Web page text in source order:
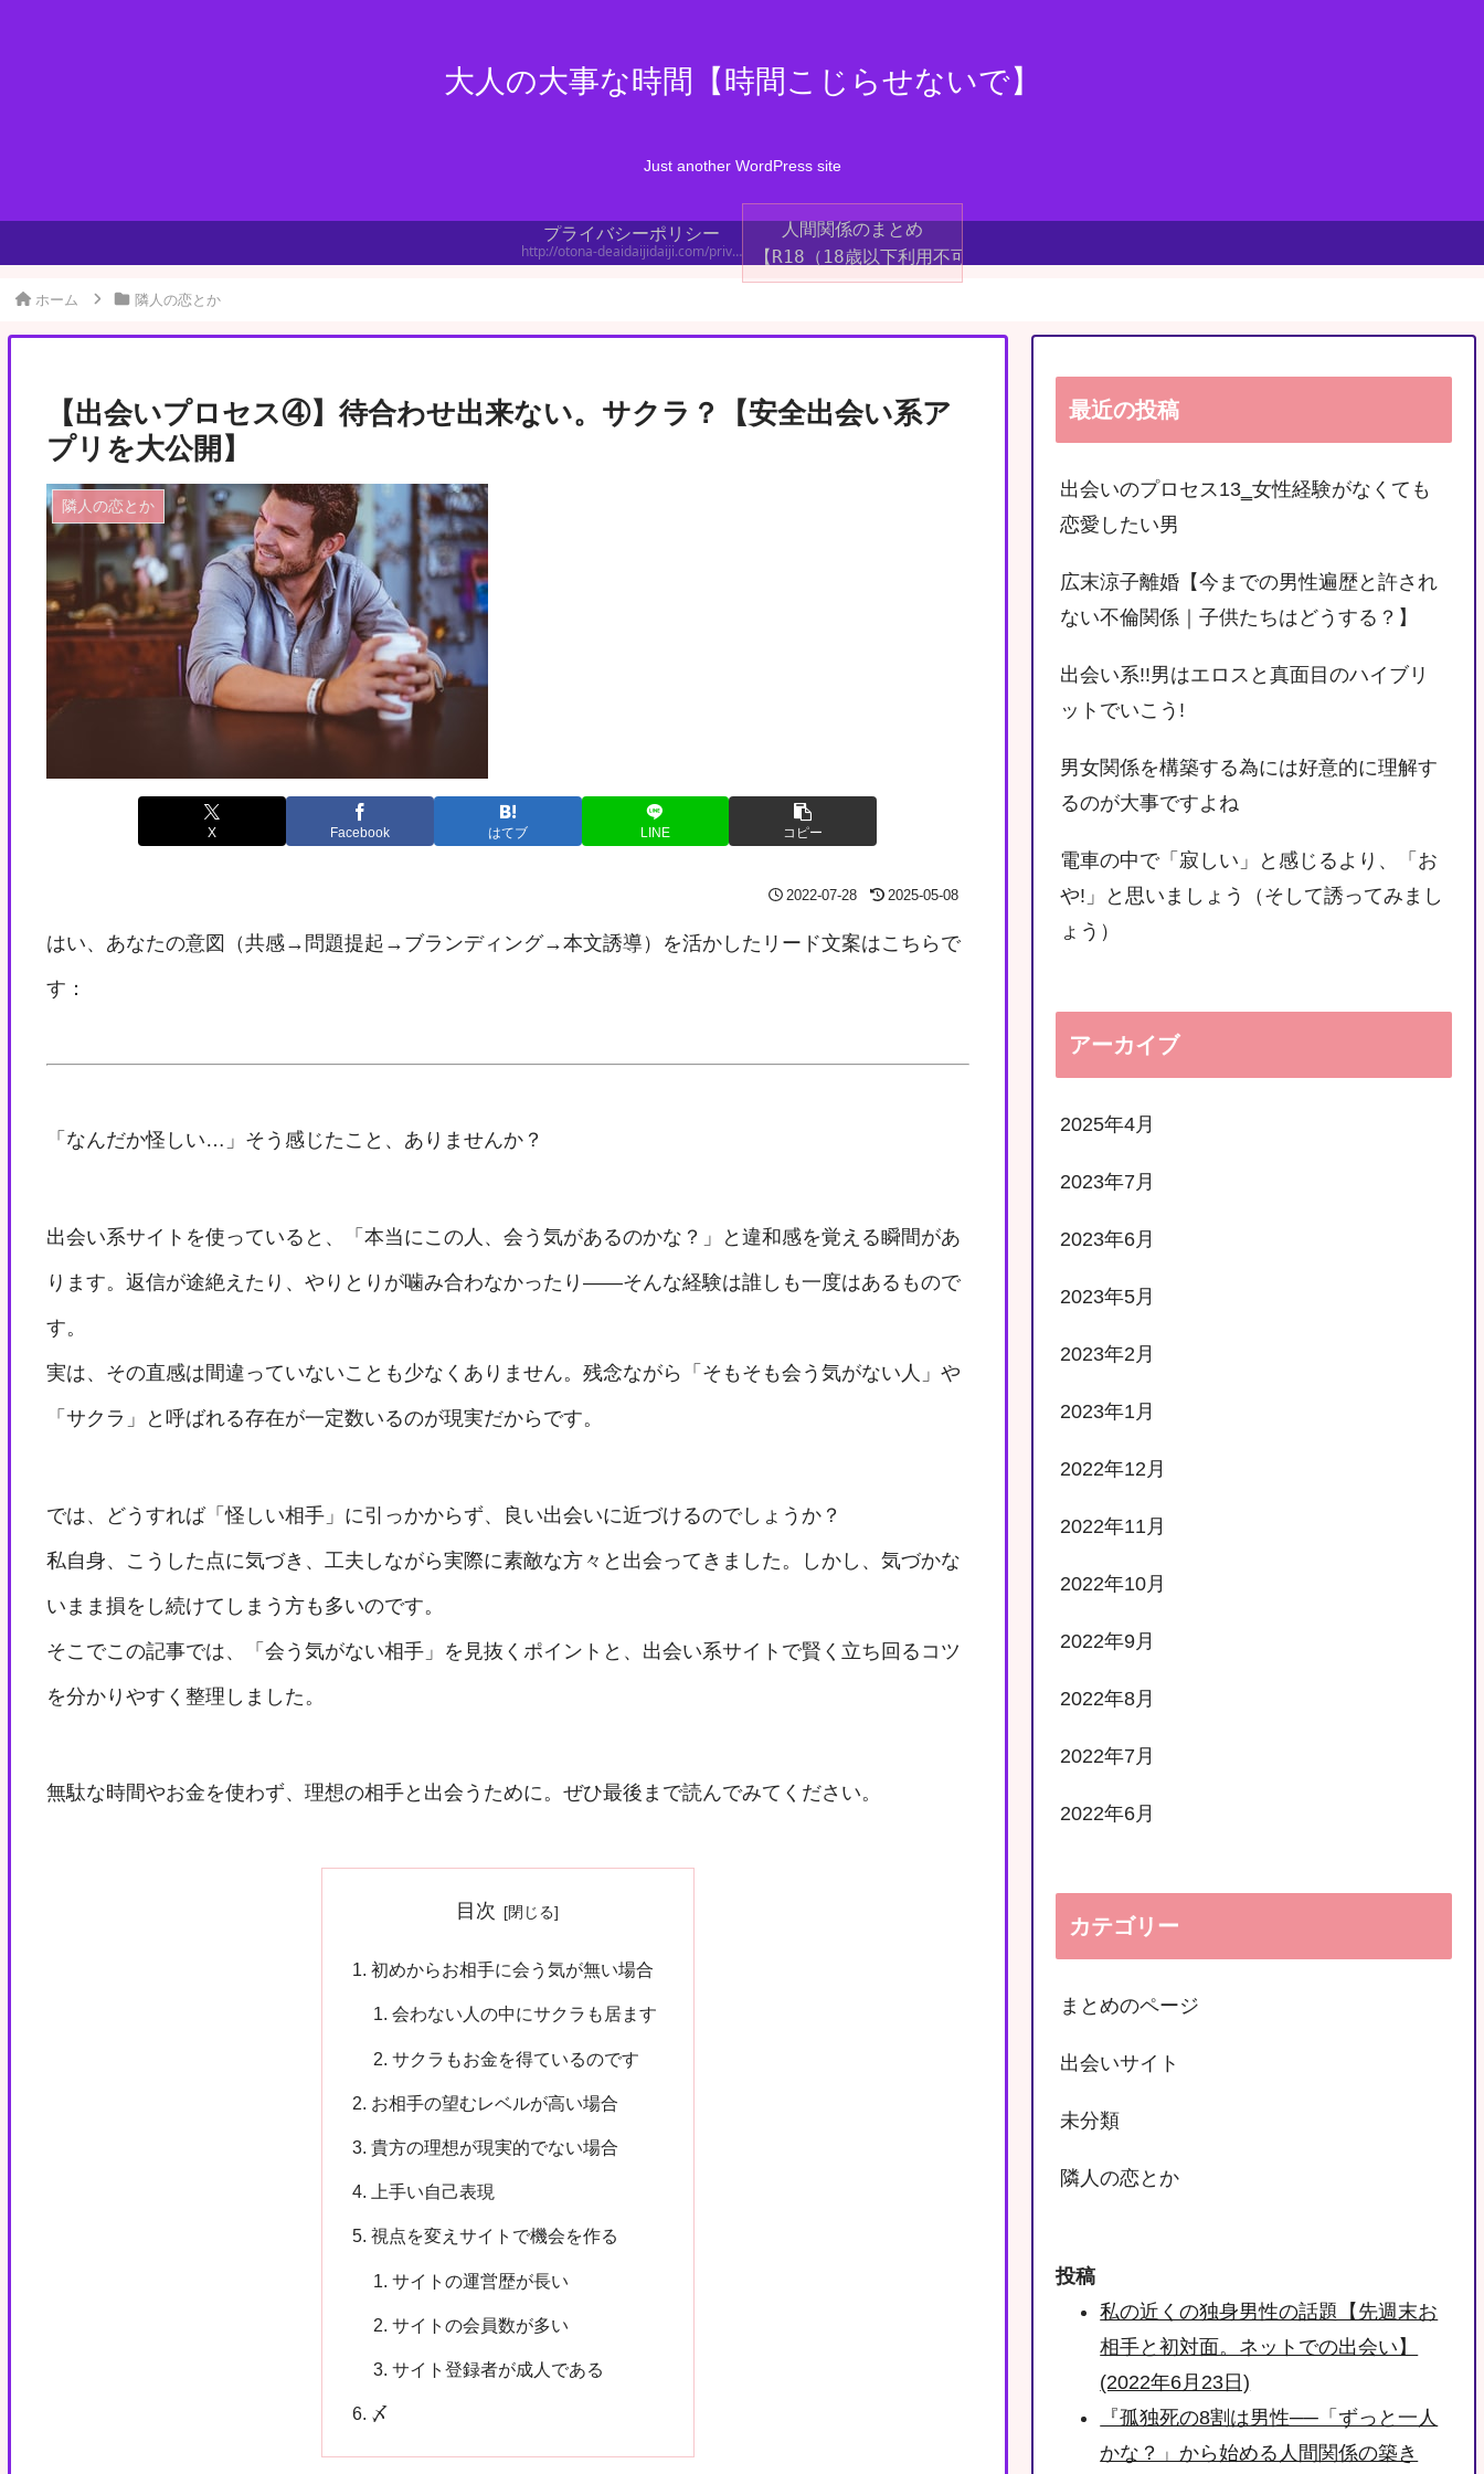
大人の大事な時間【時間こじらせないで】
Just another WordPress site
プライバシーポリシー
http://otona-deaidaijidaiji.com/privacy-policy/
人間関係のまとめ
【R18（18歳以下利用不可）ですよ。←要注意】
ホーム 隣人の恋とか
【出会いプロセス④】待合わせ出来ない。サクラ？【安全出会い系ア
プリを大公開】
隣人の恋とか
X Facebook はてブ LINE コピー
2022-07-28 2025-05-08
はい、あなたの意図（共感→問題提起→ブランディング→本文誘導）を活かしたリード文案はこちらで
す：
「なんだか怪しい…」そう感じたこと、ありませんか？
出会い系サイトを使っていると、「本当にこの人、会う気があるのかな？」と違和感を覚える瞬間があ
ります。返信が途絶えたり、やりとりが噛み合わなかったり——そんな経験は誰しも一度はあるもので
す。
実は、その直感は間違っていないことも少なくありません。残念ながら「そもそも会う気がない人」や
「サクラ」と呼ばれる存在が一定数いるのが現実だからです。
では、どうすれば「怪しい相手」に引っかからず、良い出会いに近づけるのでしょうか？
私自身、こうした点に気づき、工夫しながら実際に素敵な方々と出会ってきました。しかし、気づかな
いまま損をし続けてしまう方も多いのです。
そこでこの記事では、「会う気がない相手」を見抜くポイントと、出会い系サイトで賢く立ち回るコツ
を分かりやすく整理しました。
無駄な時間やお金を使わず、理想の相手と出会うために。ぜひ最後まで読んでみてください。
目次
初めからお相手に会う気が無い場合
会わない人の中にサクラも居ます
サクラもお金を得ているのです
お相手の望むレベルが高い場合
貴方の理想が現実的でない場合
上手い自己表現
視点を変えサイトで機会を作る
サイトの運営歴が長い
サイトの会員数が多い
サイト登録者が成人である
〆
最近の投稿
出会いのプロセス13‗女性経験がなくても
恋愛したい男
広末涼子離婚【今までの男性遍歴と許され
ない不倫関係｜子供たちはどうする？】
出会い系!!男はエロスと真面目のハイブリ
ットでいこう!
男女関係を構築する為には好意的に理解す
るのが大事ですよね
電車の中で「寂しい」と感じるより、「お
や!」と思いましょう（そして誘ってみまし
ょう）
アーカイブ
2025年4月
2023年7月
2023年6月
2023年5月
2023年2月
2023年1月
2022年12月
2022年11月
2022年10月
2022年9月
2022年8月
2022年7月
2022年6月
カテゴリー
まとめのページ
出会いサイト
未分類
隣人の恋とか
投稿
私の近くの独身男性の話題【先週末お
相手と初対面。ネットでの出会い】
(2022年6月23日)
『孤独死の8割は男性──「ずっと一人
かな？」から始める人間関係の築き